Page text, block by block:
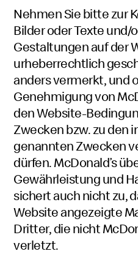
Nehmen Sie bitte zur
Bilder oder Texte und/
Gestaltungen auf der
urheberrechtlich
anders vermerkt, und
Genehmigung von
den Website-
Zwecken bzw. zu den
genannten Zwecken
dürfen. McDonald’s
Gewährleistung und
sichert auch nicht zu,
Website angezeigte
Dritter, die nicht
verletzt.